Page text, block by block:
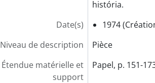
história.
Date(s)
1974
Niveau de description
Pièce
Étendue matérielle et
support
Papel, p. 151-